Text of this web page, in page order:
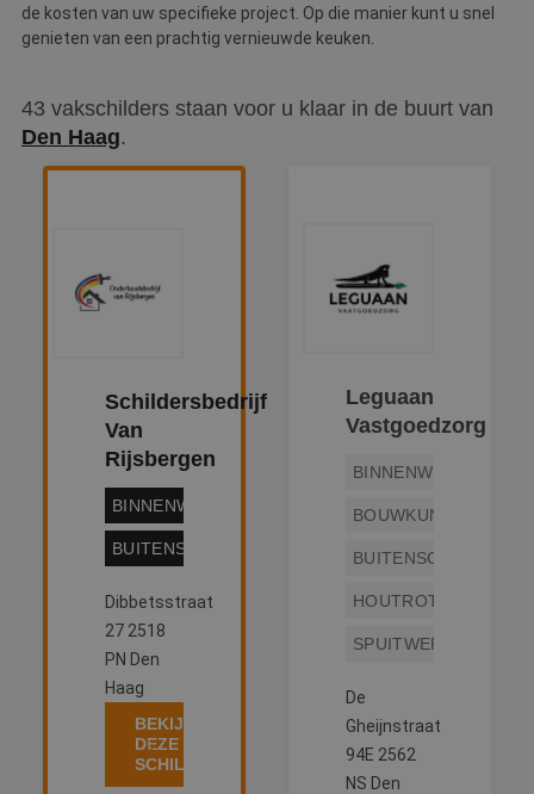
de kosten van uw specifieke project. Op die manier kunt u snel
genieten van een prachtig vernieuwde keuken.
43 vakschilders staan voor u klaar in de buurt van
Den Haag.
Schildersbedrijf
Van
Rijsbergen
BINNENWERK
BUITENSCHILDERWERK
Dibbetsstraat
27 2518
PN Den
Haag
BEKIJK
DEZE
SCHILDER
Leguaan
Vastgoedzorg
BINNENWERK
BOUWKUNDIG
HOUTROTREPARATIE
SPUITWERK
De
Gheijnstraat
94E 2562
NS Den